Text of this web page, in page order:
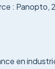
: Panopto,
en